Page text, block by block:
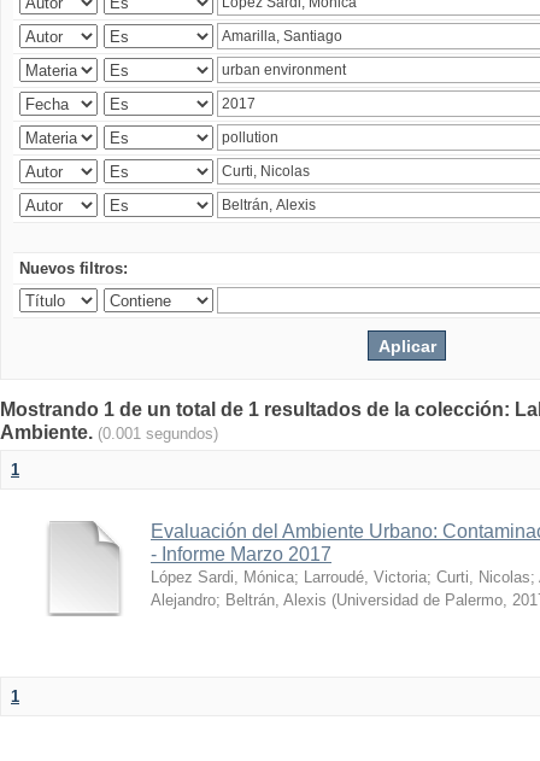
Nuevos filtros:
Mostrando 1 de un total de 1 resultados de la colección:
Ambiente. (0.001 segundos)
1
Evaluación del Ambiente Urbano:
- Informe Marzo 2017
López Sardi, Mónica; Larroudé, Victoria; Curti, Nicolas;
Alejandro; Beltrán, Alexis (Universidad de Palermo,
1